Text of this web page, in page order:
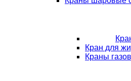
Кран для
Краны